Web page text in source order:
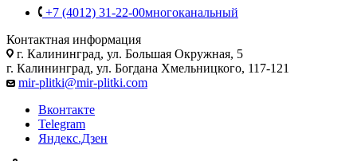
+7 (4012) 31-22-00многоканальный
Контактная информация
г. Калининград, ул. Большая Окружная, 5
г. Калининград, ул. Богдана Хмельницкого, 117-121
mir-plitki@mir-plitki.com
Вконтакте
Telegram
Яндекс.Дзен